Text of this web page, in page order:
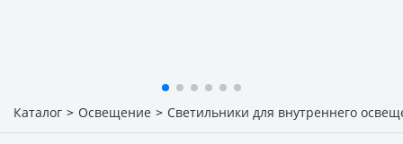
Каталог > Освещение > Светильники для внутреннего